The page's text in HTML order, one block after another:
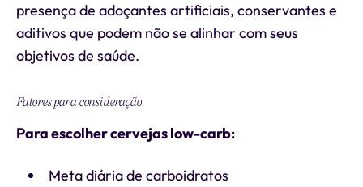
presença de adoçantes artificiais, conservantes e
aditivos que podem não se alinhar com seus
objetivos de saúde.
Fatores para consideração
Para escolher cervejas low-carb:
Meta diária de carboidratos